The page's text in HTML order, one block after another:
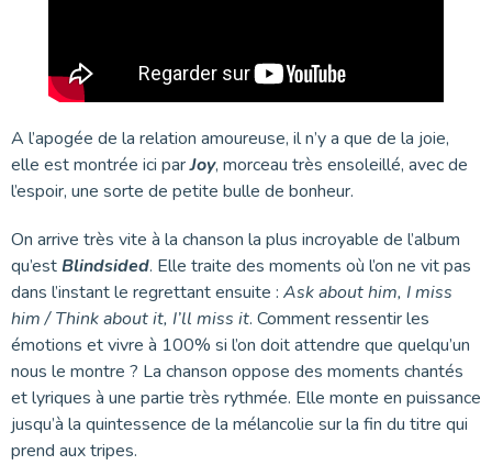
A l’apogée de la relation amoureuse, il n’y a que de la joie,
elle est montrée ici parJoy, morceau très ensoleillé, avec de
l’espoir, une sorte de petite bulle de bonheur.
On arrive très vite à la chanson la plus incroyable de l’album
qu’estBlindsided. Elle traite des moments où l’on ne vit pas
dans l’instant le regrettant ensuite : Ask about him, I miss
him / Think about it, I’ll miss it. Comment ressentir les
émotions et vivre à 100% si l’on doit attendre que quelqu’un
nous le montre ? La chanson oppose des moments chantés
et lyriques à une partie très rythmée. Elle monte en puissance
jusqu’à la quintessence de la mélancolie sur la fin du titre qui
prend aux tripes.